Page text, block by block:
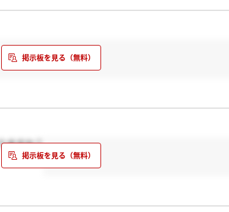
ますか？